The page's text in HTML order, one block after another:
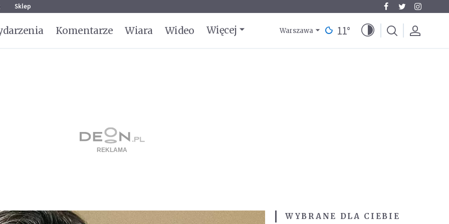
Sklep
Komentarze Wiara Wideo Więcej Warszawa 11°
WYBRANE DLA CIEBIE